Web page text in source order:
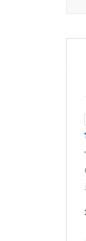
렇
페
되
치
---
이
2
탈
공
4
개
그
모
혼